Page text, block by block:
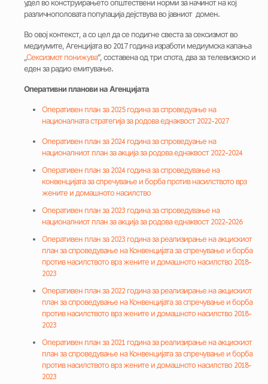
удел во конструирањето општествени норми за начинот на кој
различнополовата популација дејствува во јавниот домен.
Во овој контекст, а со цел да се подигне свеста за сексизмот во
медиумите, Агенцијата во 2017 година изработи медиумска капања
„Сексизмот понижува“, составена од три спота, два за телевизиско и
еден за радио емитување.
Оперативни планови на Агенцијата
Оперативен план за 2025 година за спроведуање на
националната стратегија за родова еднаквост 2022-2027
Оперативен план за 2024 година за спроведуање на
националниот план за акција за родова еднаквост 2022-2024
Оперативен план за 2024 година за спроведување на
конвенцијата за спречување и борба против насилството врз
жените и домашното насилство
Оперативен план за 2023 година за спроведување на
националниот план за акција за родова еднаквост 2022-2026
Оперативен план за 2023 година за реализирање на акцискиот
план за спроведување на Конвенцијата за спречување и борба
против насилството врз жените и домашното насилство 2018-
2023
Оперативен план за 2022 година за реализирање на акцискиот
план за спроведување на Конвенцијата за спречување и борба
против насилството врз жените и домашното насилство 2018-
2023
Оперативен план за 2021 година за реализирање на акцискиот
план заспроведување на Конвенцијата за спречување и борба
против насилството врз жените и домашното насилство 2018-
2023